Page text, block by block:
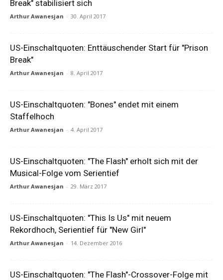
Break" stabilisiert sich
Arthur Awanesjan - 30. April 2017
US-Einschaltquoten: Enttäuschender Start für "Prison
Break"
Arthur Awanesjan - 8. April 2017
US-Einschaltquoten: "Bones" endet mit einem
Staffelhoch
Arthur Awanesjan - 4. April 2017
US-Einschaltquoten: "The Flash" erholt sich mit der
Musical-Folge vom Serientief
Arthur Awanesjan - 29. März 2017
US-Einschaltquoten: "This Is Us" mit neuem
Rekordhoch, Serientief für "New Girl"
Arthur Awanesjan - 14. Dezember 2016
US-Einschaltquoten: "The Flash"-Crossover-Folge mit